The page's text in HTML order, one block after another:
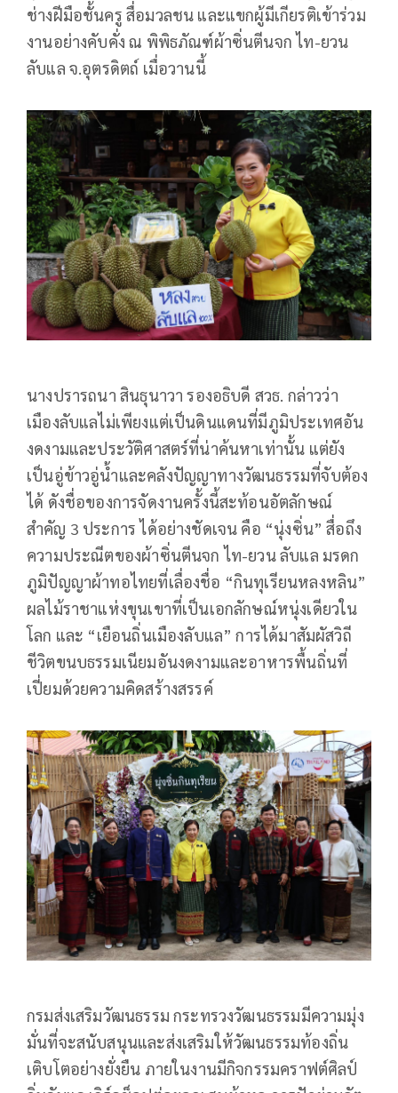
ช่างฝีมือชั้นครู สื่อมวลชน และแขกผู้มีเกียรติเข้าร่วม
งานอย่างคับคั่ง ณ พิพิธภัณฑ์ผ้าซิ่นตีนจก ไท-ยวน
ลับแล จ.อุตรดิตถ์ เมื่อวานนี้
นางปรารถนา สินธุนาวา รองอธิบดี สวธ. กล่าวว่า
เมืองลับแลไม่เพียงแต่เป็นดินแดนที่มีภูมิประเทศอัน
งดงามและประวัติศาสตร์ที่น่าค้นหาเท่านั้น แต่ยัง
เป็นอู่ข้าวอู่น้ำและคลังปัญญาทางวัฒนธรรมที่จับต้อง
ได้ ดังชื่อของการจัดงานครั้งนี้สะท้อนอัตลักษณ์
สำคัญ 3 ประการ ได้อย่างชัดเจน คือ “นุ่งซิ่น” สื่อถึง
ความประณีตของผ้าซิ่นตีนจก ไท-ยวน ลับแล มรดก
ภูมิปัญญาผ้าทอไทยที่เลื่องชื่อ “กินทุเรียนหลงหลิน”
ผลไม้ราชาแห่งขุนเขาที่เป็นเอกลักษณ์หนุ่งเดียวใน
โลก และ “เยือนถิ่นเมืองลับแล” การได้มาสัมผัสวิถี
ชีวิตขนบธรรมเนียมอันงดงามและอาหารพื้นถิ่นที่
เปี่ยมด้วยความคิดสร้างสรรค์
กรมส่งเสริมวัฒนธรรม กระทรวงวัฒนธรรมมีความมุ่ง
มั่นที่จะสนับสนุนและส่งเสริมให้วัฒนธรรมท้องถิ่น
เติบโตอย่างยั่งยืน ภายในงานมีกิจกรรมคราฟต์ศิลป์